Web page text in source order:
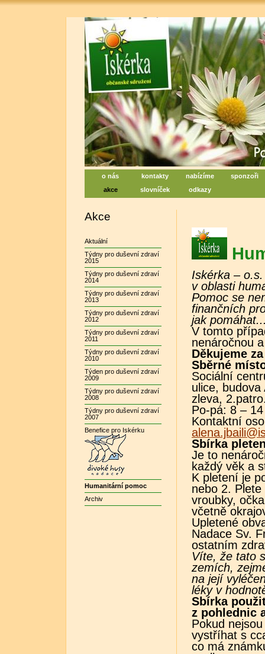
Iskérka, sociální centrum
Centrum na podporu duševního zdraví
o nás kontakty nabízíme
sponzoři
akce
slovníček odkazy
Akce
Aktuální
Týdny pro duševní zdraví
2015
Týdny pro duševní zdraví
2014
Týdny pro duševní zdraví
2013
Týdny pro duševní zdraví
2012
Týdny pro duševní zdraví
2011
Týdny pro duševní zdraví
2010
Týden pro duševní zdraví
2009
Týdny pro duševní zdraví
2008
Týdny pro duševní zdraví
2007
Benefice pro Iskérku
Humanitární pomoc
Archiv
Iskérka –
v oblasti
Pomoc se
finančních
jak
V tomto
nenáročnou
Děkujeme
Sběrné
Sociální
ulice,
zleva,
Po-pá: 8 –
Kontaktní
Sbírka
Je to
každý věk a
K pletení je
nebo 2.
vroubky,
včetně
Upletené
Nadace Sv.
ostatním
Víte, že tato
zemích,
na její
léky v
Sbírka
z pohlednic
Pokud
vystříhat s
co má